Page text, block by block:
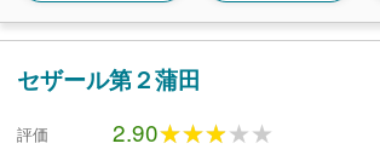
セザール第２蒲田
評価 2.90★★★★★
★★★★★